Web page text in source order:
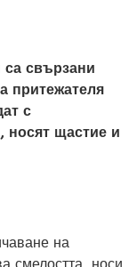
са свързани
притежателя
с
носят щастие и
на